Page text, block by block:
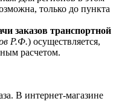
только до пункта
заказов транспортной
Р.Ф.) осуществляется,
расчетом.
В интернет-магазине